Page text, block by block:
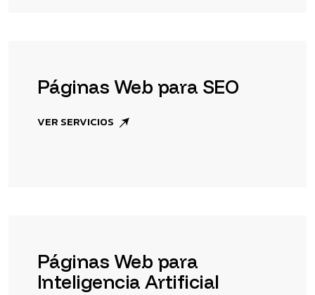
Páginas Web para SEO
VER SERVICIOS
Páginas Web para
Inteligencia Artificial